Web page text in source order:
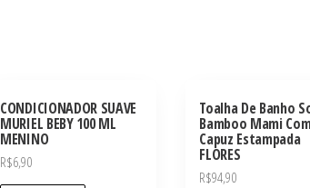
CONDICIONADOR SUAVE
MURIEL BEBY 100 ML
MENINO
R$6,90
Toalha De Banho
Bamboo Mami
Capuz Estampada
FLORES
R$94,90